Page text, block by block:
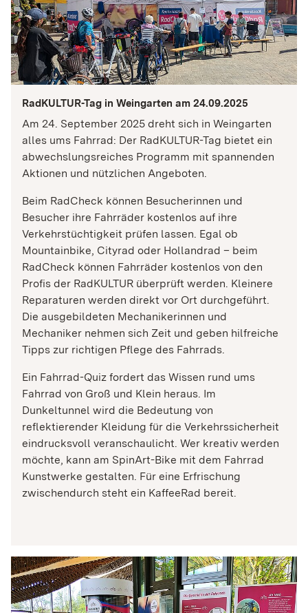
RadKULTUR-Tag in Weingarten am 24.09.2025
Am 24. September 2025 dreht sich in Weingarten
alles ums Fahrrad: Der RadKULTUR-Tag bietet ein
abwechslungsreiches Programm mit spannenden
Aktionen und nützlichen Angeboten.
Beim RadCheck können Besucherinnen und
Besucher ihre Fahrräder kostenlos auf ihre
Verkehrstüchtigkeit prüfen lassen. Egal ob
Mountainbike, Cityrad oder Hollandrad – beim
RadCheck können Fahrräder kostenlos von den
Profis der RadKULTUR überprüft werden. Kleinere
Reparaturen werden direkt vor Ort durchgeführt.
Die ausgebildeten Mechanikerinnen und
Mechaniker nehmen sich Zeit und geben hilfreiche
Tipps zur richtigen Pflege des Fahrrads.
Ein Fahrrad-Quiz fordert das Wissen rund ums
Fahrrad von Groß und Klein heraus. Im
Dunkeltunnel wird die Bedeutung von
reflektierender Kleidung für die Verkehrssicherheit
eindrucksvoll veranschaulicht. Wer kreativ werden
möchte, kann am SpinArt-Bike mit dem Fahrrad
Kunstwerke gestalten. Für eine Erfrischung
zwischendurch steht ein KaffeeRad bereit.